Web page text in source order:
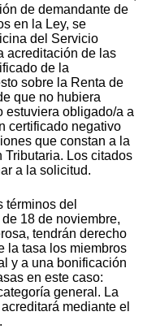
de demandante de
en la Ley, se
del Servicio
acreditación de las
de la
sobre la Renta de
que no hubiera
estuviera obligado/a a
certificado negativo
que constan a la
Los citados
a la solicitud.
del
18 de noviembre,
tendrán derecho
la tasa los miembros
y a una bonificación
en este caso:
general. La
mediante el